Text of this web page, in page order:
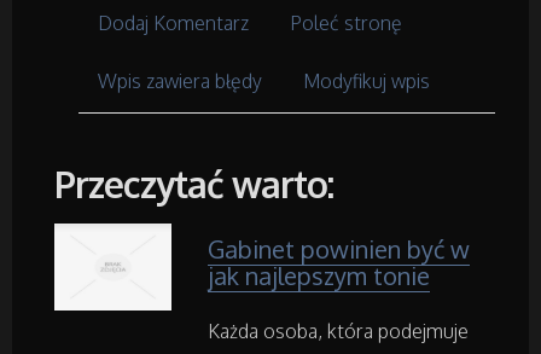
Art. Dla Zwierząt
Ogród, Rośliny
Inne Sklepy
Dodaj Komentarz Poleć stronę
Wpis zawiera błędy Modyfikuj wpis
Przeczytać warto:
Gabinet powinien być w
jak najlepszym tonie
Każda osoba, która podejmuje